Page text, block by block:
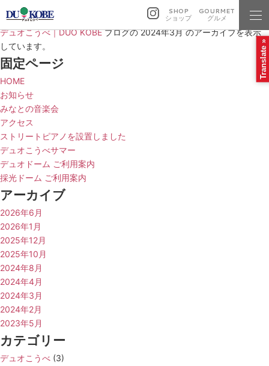
SHOP
ショップ
GOURMET
グルメ
デュオこうべ｜DUO KOBEブログの 2024年3月 のアーカイブを表示
しています。
固定ページ
HOME
お知らせ
みなとの音楽会
アクセス
ストリートピアノを設置しました
デュオこうべサマー
デュオドーム ご利用案内
採光ドーム ご利用案内
アーカイブ
2026年6月
2026年1月
2025年12月
2025年10月
2024年8月
2024年4月
2024年3月
2024年2月
2023年5月
カテゴリー
デュオこうべ (3)
Translate »